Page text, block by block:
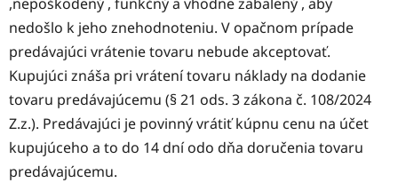
nedošlo k jeho znehodnoteniu. V opačnom prípade
predávajúci vrátenie tovaru nebude akceptovať.
Kupujúci znáša pri vrátení tovaru náklady na dodanie
tovaru predávajúcemu (§ 21 ods. 3 zákona č. 108/2024
Z.z.). Predávajúci je povinný vrátiť kúpnu cenu na účet
kupujúceho a to do 14 dní odo dňa doručenia tovaru
predávajúcemu.